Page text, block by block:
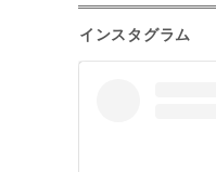
インスタグラム